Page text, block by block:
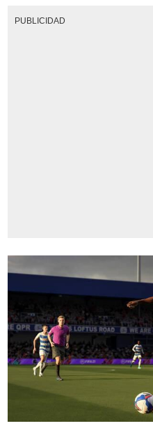
PUBLICIDAD